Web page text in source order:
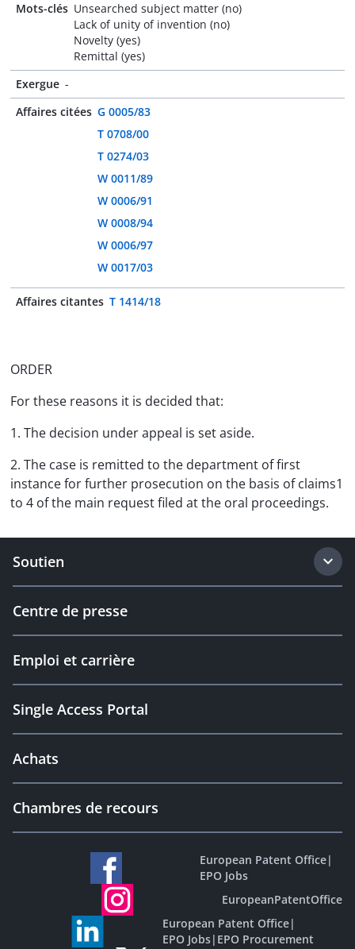
Mots-clés Unsearched subject matter (no)
Lack of unity of invention (no)
Novelty (yes)
Remittal (yes)
Exergue -
Affaires citées G 0005/83
T 0708/00
T 0274/03
W 0011/89
W 0006/91
W 0008/94
W 0006/97
W 0017/03
Affaires citantes T 1414/18
ORDER
For these reasons it is decided that:
1. The decision under appeal is set aside.
2. The case is remitted to the department of first
instance for further prosecution on the basis of claims1
to 4 of the main request filed at the oral proceedings.
Soutien
Centre de presse
Emploi et carrière
Single Access Portal
Achats
Chambres de recours
European Patent Office|
EPO Jobs
EuropeanPatentOffice
European Patent Office|
EPO Jobs| EPO Procurement